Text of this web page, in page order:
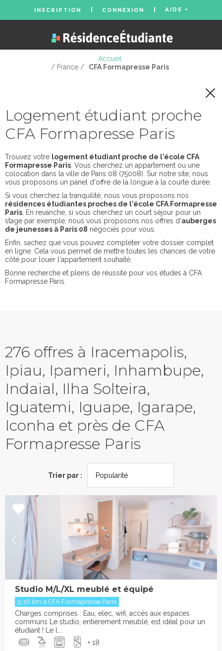
INSCRIPTION CONNEXION AIDE
Accueil
/ France /
CFA Formapresse Paris
Logement étudiant proche
CFA Formapresse Paris
Trouvez votre logement étudiant proche de l'école CFA
Formapresse Paris . Vous cherchez un appartement ou une
colocation dans la ville de Paris 08 (75008). Sur notre site, nous
vous proposons un panel d'offre de la longue à la courte durée.
Si vous cherchez la tranquilité, nous vous proposons nos
résidences étudiantes proches de l'école CFA Formapresse
Paris . En revanche, si vous cherchez un court séjour pour un
stage par exemple, nous vous proposons nos offres d'auberges
de jeunesses à Paris 08 négociés pour vous.
Enfin, sachez que vous pouvez compléter votre dossier complet
en ligne. Cela vous permet de mettre toutes les chances de votre
côté pour louer l'appartement souhaité.
Bonne recherche et pleins de réussite pour vos études à CFA
Formapresse Paris.
276 offres à Iracemapolis,
Ipiau, Ipameri, Inhambupe,
Indaial, Ilha Solteira,
Iguatemi, Iguape, Igarape,
Iconha et près de CFA
Formapresse Paris
Trier par :
Studio M/L/XL meublé et équipé
9.16 km à CFA Formapresse Paris
Charges comprises : Eau, elec, wifi, accès aux espaces
communs Le studio, entièrement meublé, est idéal pour un
étudiant ! Le l...
+ 18